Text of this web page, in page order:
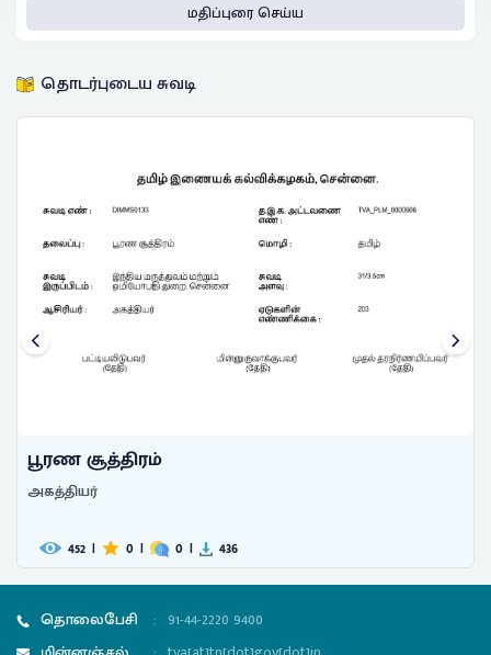
மதிப்புரை செய்ய
தொடர்புடைய சுவடி
பூரண சூத்திரம்
அகத்தியர்
452 | 0 | 0 | 436
தொலைபேசி : 91-44-2220 9400